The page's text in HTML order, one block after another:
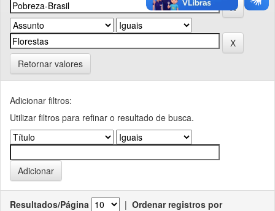
Retornar valores
Adicionar filtros:
Utilizar filtros para refinar o resultado de busca.
Resultados/Página | Ordenar registros por